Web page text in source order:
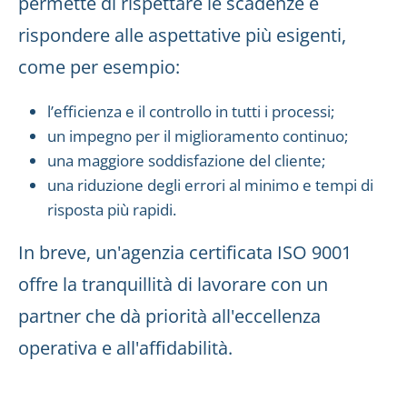
rispondere alle aspettative più esigenti,
come per esempio:
l’efficienza e il controllo in tutti i processi;
un impegno per il miglioramento continuo;
una maggiore soddisfazione del cliente;
una riduzione degli errori al minimo e tempi di
risposta più rapidi.
In breve, un'agenzia certificata ISO 9001
offre la tranquillità di lavorare con un
partner che dà priorità all'eccellenza
operativa e all'affidabilità.